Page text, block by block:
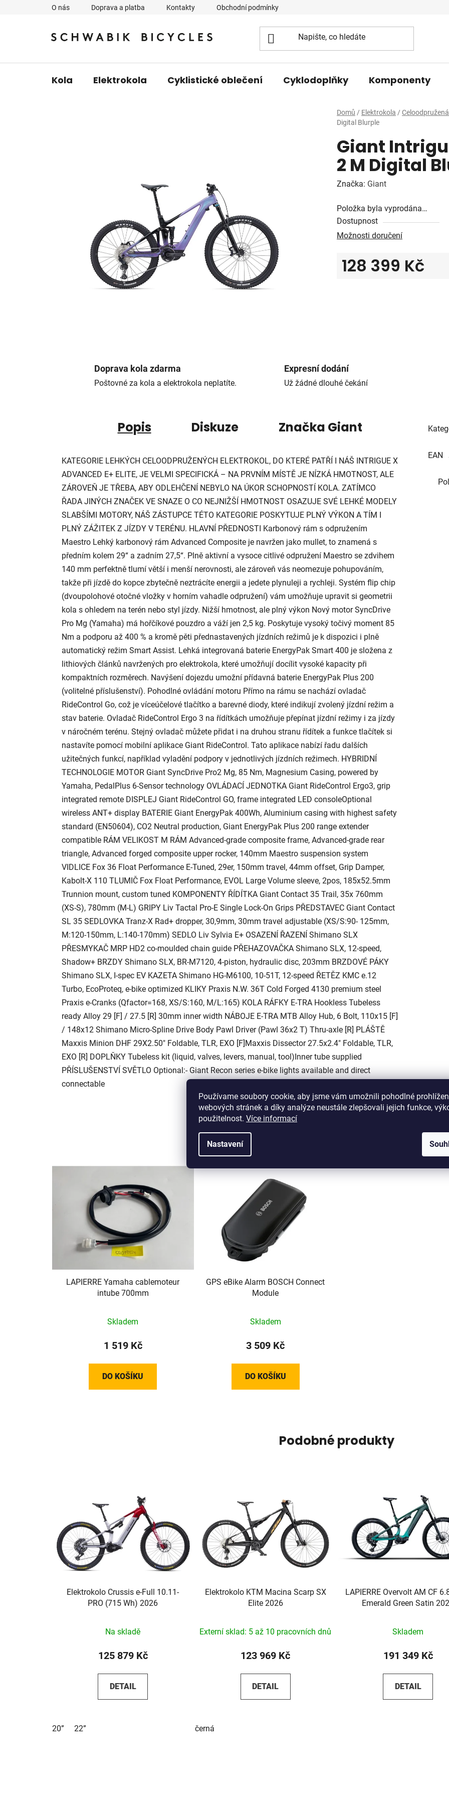
Používame soubory cookie, aby jsme vám umožnili pohodlné
webových stránek a díky analýze neustále zlepšovali jejich funkce,
použitelnost. Více informací
Nastavení
O nás Doprava a platba Kontakty Obchodní podmínky
Kola Elektrokola Cyklistické oblečení Cyklodoplňky Komponenty
Domů / Elektrokola /
Digital Blurple
Giant
2 M Digital
Značka: Giant
Položka byla vyprodána…
Dostupnost
Možnosti doručení
128 399 Kč
Doprava kola zdarma
Poštovné za kola a elektrokola neplatíte.
Expresní dodání
Už žádné dlouhé čekání
Popis Diskuze Značka Giant
KATEGORIE LEHKÝCH CELOODPRUŽENÝCH ELEKTROKOL, DO KTERÉ PATŘÍ I NÁŠ INTRIGUE X
ADVANCED E+ ELITE, JE VELMI SPECIFICKÁ – NA PRVNÍM MÍSTĚ JE NÍZKÁ HMOTNOST, ALE
ZÁROVEŇ JE TŘEBA, ABY ODLEHČENÍ NEBYLO NA ÚKOR SCHOPNOSTÍ KOLA. ZATÍMCO
ŘADA JINÝCH ZNAČEK VE SNAZE O CO NEJNIŽŠÍ HMOTNOST OSAZUJE SVÉ LEHKÉ MODELY
SLABŠÍMI MOTORY, NÁŠ ZÁSTUPCE TÉTO KATEGORIE POSKYTUJE PLNÝ VÝKON A TÍM I
PLNÝ ZÁŽITEK Z JÍZDY V TERÉNU. HLAVNÍ PŘEDNOSTI Karbonový rám s odpružením
Maestro Lehký karbonový rám Advanced Composite je navržen jako mullet, to znamená s
předním kolem 29“ a zadním 27,5“. Plně aktivní a vysoce citlivé odpružení Maestro se zdvihem
140 mm perfektně tlumí větší i menší nerovnosti, ale zároveň vás neomezuje pohupováním,
takže při jízdě do kopce zbytečně neztrácíte energii a jedete plynuleji a rychleji. Systém flip chip
(dvoupolohové otočné vložky v horním vahadle odpružení) vám umožňuje upravit si geometrii
kola s ohledem na terén nebo styl jízdy. Nižší hmotnost, ale plný výkon Nový motor SyncDrive
Pro Mg (Yamaha) má hořčíkové pouzdro a váží jen 2,5 kg. Poskytuje vysoký točivý moment 85
Nm a podporu až 400 % a kromě pěti přednastavených jízdních režimů je k dispozici i plně
automatický režim Smart Assist. Lehká integrovaná baterie EnergyPak Smart 400 je složena z
lithiových článků navržených pro elektrokola, které umožňují docílit vysoké kapacity při
kompaktních rozměrech. Navýšení dojezdu umožní přídavná baterie EnergyPak Plus 200
(volitelné příslušenství). Pohodlné ovládání motoru Přímo na rámu se nachází ovladač
RideControl Go, což je víceúčelové tlačítko a barevné diody, které indikují zvolený jízdní režim a
stav baterie. Ovladač RideControl Ergo 3 na řídítkách umožňuje přepínat jízdní režimy i za jízdy
v náročném terénu. Stejný ovladač můžete přidat i na druhou stranu řídítek a funkce tlačítek si
nastavíte pomocí mobilní aplikace Giant RideControl. Tato aplikace nabízí řadu dalších
užitečných funkcí, například vyladění podpory v jednotlivých jízdních režimech. HYBRIDNÍ
TECHNOLOGIE MOTOR Giant SyncDrive Pro2 Mg, 85 Nm, Magnesium Casing, powered by
Yamaha, PedalPlus 6-Sensor technology OVLÁDACÍ JEDNOTKA Giant RideControl Ergo3, grip
integrated remote DISPLEJ Giant RideControl GO, frame integrated LED consoleOptional
wireless ANT+ display BATERIE Giant EnergyPak 400Wh, Aluminium casing with highest safety
standard (EN50604), CO2 Neutral production, Giant EnergyPak Plus 200 range extender
compatible RÁM VELIKOST M RÁM Advanced-grade composite frame, Advanced-grade rear
triangle, Advanced forged composite upper rocker, 140mm Maestro suspension system
VIDLICE Fox 36 Float Performance E-Tuned, 29er, 150mm travel, 44mm offset, Grip Damper,
Kabolt-X 110 TLUMIČ Fox Float Performance, EVOL Large Volume sleeve, 2pos, 185x52.5mm
Trunnion mount, custom tuned KOMPONENTY ŘÍDÍTKA Giant Contact 35 Trail, 35x 760mm
(XS-S), 780mm (M-L) GRIPY Liv Tactal Pro-E Single Lock-On Grips PŘEDSTAVEC Giant Contact
SL 35 SEDLOVKA Tranz-X Rad+ dropper, 30,9mm, 30mm travel adjustable (XS/S:90- 125mm,
M:120-150mm, L:140-170mm) SEDLO Liv Sylvia E+ OSAZENÍ ŘAZENÍ Shimano SLX
PŘESMYKAČ MRP HD2 co-moulded chain guide PŘEHAZOVAČKA Shimano SLX, 12-speed,
Shadow+ BRZDY Shimano SLX, BR-M7120, 4-piston, hydraulic disc, 203mm BRZDOVÉ PÁKY
Shimano SLX, I-spec EV KAZETA Shimano HG-M6100, 10-51T, 12-speed ŘETĚZ KMC e.12
Turbo, EcoProteq, e-bike optimized KLIKY Praxis N.W. 36T Cold Forged 4130 premium steel
Praxis e-Cranks (Qfactor=168, XS/S:160, M/L:165) KOLA RÁFKY E-TRA Hookless Tubeless
ready Alloy 29 [F] / 27.5 [R] 30mm inner width NÁBOJE E-TRA MTB Alloy Hub, 6 Bolt, 110x15 [F]
/ 148x12 Shimano Micro-Spline Drive Body Pawl Driver (Pawl 36x2 T) Thru-axle [R] PLÁŠTĚ
Maxxis Minion DHF 29X2.50" Foldable, TLR, EXO [F]Maxxis Dissector 27.5x2.4" Foldable, TLR,
EXO [R] DOPLŇKY Tubeless kit (liquid, valves, levers, manual, tool)Inner tube supplied
PŘÍSLUŠENSTVÍ SVĚTLO Optional:- Giant Recon series e-bike lights available and direct
connectable
EAN
LAPIERRE Yamaha cablemoteur
intube 700mm
Skladem
1 519 Kč
DO KOŠÍKU
GPS eBike Alarm BOSCH Connect
Module
Skladem
3 509 Kč
DO KOŠÍKU
Podobné produkty
Elektrokolo Crussis e-Full 10.11-
PRO (715 Wh) 2026
Na skladě
125 879 Kč
DETAIL
20” 22”
Elektrokolo KTM Macina Scarp SX
Elite 2026
Externí sklad: 5 až 10 pracovních dnů
123 969 Kč
DETAIL
černá
LAPIERRE Overvolt AM CF
Emerald Green Satin
Skladem
191 349 Kč
DETAIL